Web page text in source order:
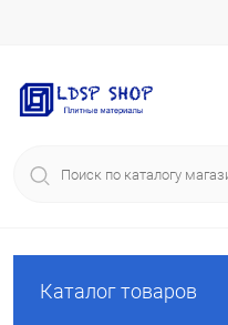
Каталог товаров